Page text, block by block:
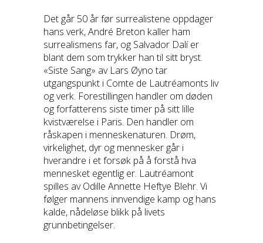
Det går 50 år før surrealistene oppdager
hans verk, André Breton kaller ham
surrealismens far, og Salvador Dalí er
blant dem som trykker han til sitt bryst.
«Siste Sang» av Lars Øyno tar
utgangspunkt i Comte de Lautréamonts liv
og verk. Forestillingen handler om døden
og forfatterens siste timer på sitt lille
kvistværelse i Paris. Den handler om
råskapen i menneskenaturen. Drøm,
virkelighet, dyr og mennesker går i
hverandre i et forsøk på å forstå hva
mennesket egentlig er. Lautréamont
spilles av Odille Annette Heftye Blehr. Vi
følger mannens innvendige kamp og hans
kalde, nådeløse blikk på livets
grunnbetingelser.